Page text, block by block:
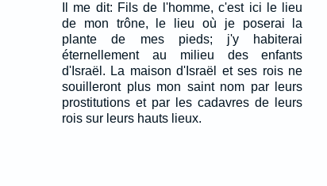
Il me dit: Fils de l'homme, c'est ici le lieu
de mon trône, le lieu où je poserai la
plante de mes pieds; j'y habiterai
éternellement au milieu des enfants
d'Israël. La maison d'Israël et ses rois ne
souilleront plus mon saint nom par leurs
prostitutions et par les cadavres de leurs
rois sur leurs hauts lieux.